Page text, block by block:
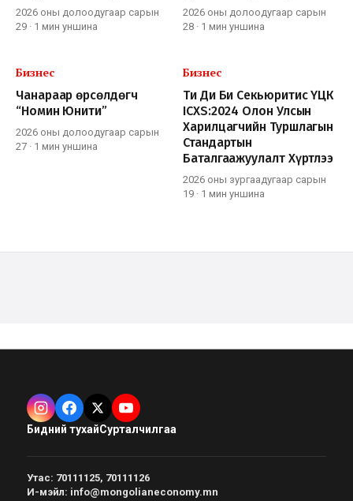
2026 оны долоодугаар сарын
29 · 1 мин уншина
2026 оны долоодугаар сарын
28 · 1 мин уншина
Бизнес
Чанараар өрсөлдөгч
“Номин Юнити”
2026 оны долоодугаар сарын
27 · 1 мин уншина
Бизнес
Ти Ди Би Секьюритис ҮЦК
ICXS:2024 Олон Улсын
Харилцагчийн Туршлагын
Стандартын
Баталгаажуулалт Хүртлээ
2026 оны зургаадугаар сарын
19 · 1 мин уншина
Бидний тухайСурталчилгаа
Утас: 70111125, 70111126
И-мэйл: info@mongolianeconomy.mn